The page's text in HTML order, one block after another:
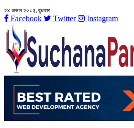
२४ असार २०८३, बुधबार
Facebook Twitter Instagram